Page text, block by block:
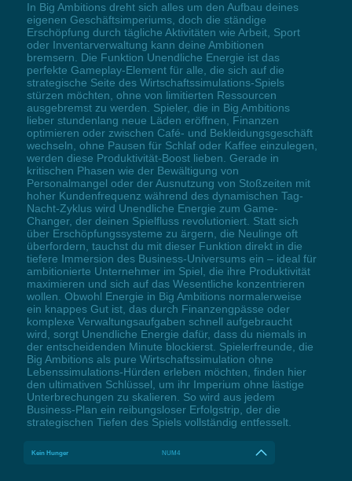
In Big Ambitions dreht sich alles um den Aufbau deines
eigenen Geschäftsimperiums, doch die ständige
Erschöpfung durch tägliche Aktivitäten wie Arbeit, Sport
oder Inventarverwaltung kann deine Ambitionen
bremsern. Die Funktion Unendliche Energie ist das
perfekte Gameplay-Element für alle, die sich auf die
strategische Seite des Wirtschaftssimulations-Spiels
stürzen möchten, ohne von limitierten Ressourcen
ausgebremst zu werden. Spieler, die in Big Ambitions
lieber stundenlang neue Läden eröffnen, Finanzen
optimieren oder zwischen Café- und Bekleidungsgeschäft
wechseln, ohne Pausen für Schlaf oder Kaffee einzulegen,
werden diese Produktivität-Boost lieben. Gerade in
kritischen Phasen wie der Bewältigung von
Personalmangel oder der Ausnutzung von Stoßzeiten mit
hoher Kundenfrequenz während des dynamischen Tag-
Nacht-Zyklus wird Unendliche Energie zum Game-
Changer, der deinen Spielfluss revolutioniert. Statt sich
über Erschöpfungssysteme zu ärgern, die Neulinge oft
überfordern, tauchst du mit dieser Funktion direkt in die
tiefere Immersion des Business-Universums ein – ideal für
ambitionierte Unternehmer im Spiel, die ihre Produktivität
maximieren und sich auf das Wesentliche konzentrieren
wollen. Obwohl Energie in Big Ambitions normalerweise
ein knappes Gut ist, das durch Finanzengpässe oder
komplexe Verwaltungsaufgaben schnell aufgebraucht
wird, sorgt Unendliche Energie dafür, dass du niemals in
der entscheidenden Minute blockierst. Spielerfreunde, die
Big Ambitions als pure Wirtschaftssimulation ohne
Lebenssimulations-Hürden erleben möchten, finden hier
den ultimativen Schlüssel, um ihr Imperium ohne lästige
Unterbrechungen zu skalieren. So wird aus jedem
Business-Plan ein reibungsloser Erfolgstrip, der die
strategischen Tiefen des Spiels vollständig entfesselt.
Kein Hunger NUM4